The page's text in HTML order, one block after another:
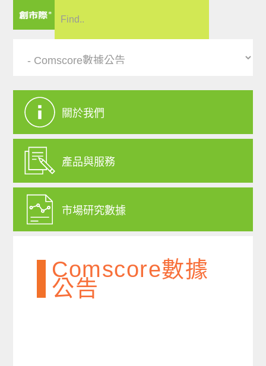
關於我們
產品與服務
市場研究數據
Comscore數據
公告